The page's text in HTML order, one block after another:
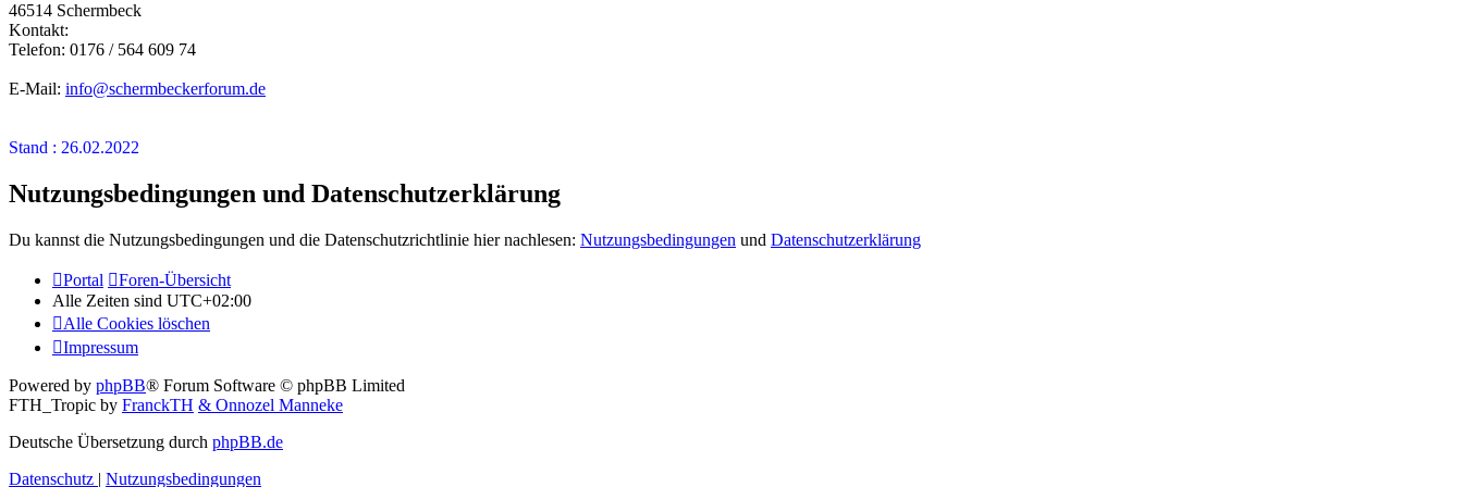
46514 Schermbeck
Kontakt:
Telefon: 0176 / 564 609 74
E-Mail: info@schermbeckerforum.de
Stand : 26.02.2022
Nutzungsbedingungen und Datenschutzerklärung
Du kannst die Nutzungsbedingungen und die Datenschutzrichtlinie hier nachlesen: Nutzungsbedingungen und Datenschutzerklärung
Portal
Foren-Übersicht
Alle Zeiten sind UTC+02:00
Alle Cookies löschen
Impressum
Powered by phpBB® Forum Software © phpBB Limited
FTH_Tropic by FranckTH & Onnozel Manneke
Deutsche Übersetzung durch phpBB.de
Datenschutz | Nutzungsbedingungen